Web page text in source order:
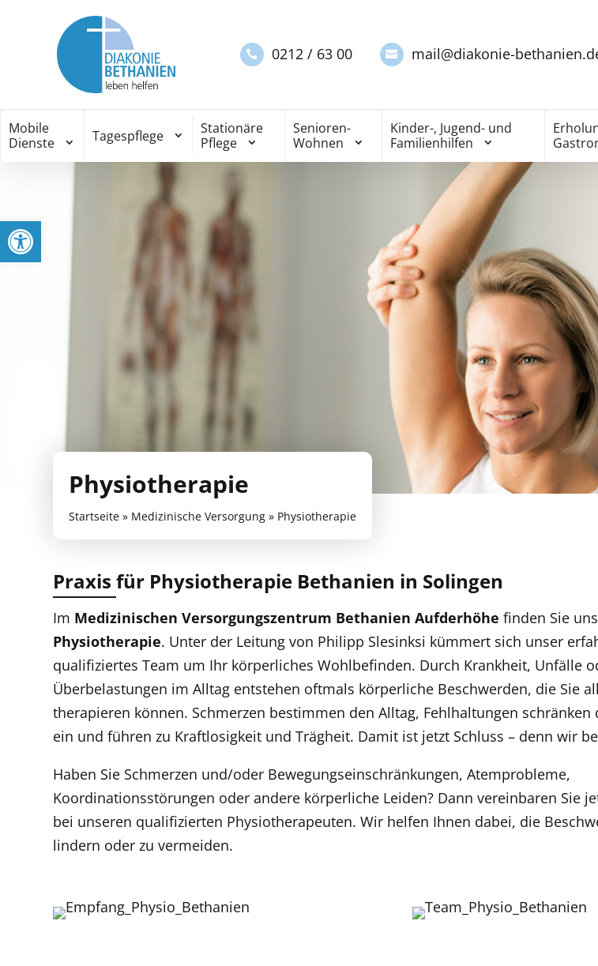
Werkzeugleiste öffnen
0212 / 63 00 mail@diakonie-
Mobile
Dienste
Tagespflege
Stationäre
Pflege
Senioren-
Wohnen
Kinder-, Jugend- und
Familienhilfen
Physiotherapie
Startseite » Medizinische Versorgung » Physiotherapie
Praxis für Physiotherapie Bethanien in Solingen
Im Medizinischen Versorgungszentrum Bethanien Aufderhöhe finden Sie
Physiotherapie. Unter der Leitung von Philipp Slesinksi kümmert sich unser
qualifiziertes Team um Ihr körperliches Wohlbefinden. Durch Krankheit, Unfälle
Überbelastungen im Alltag entstehen oftmals körperliche Beschwerden, die Sie
therapieren können. Schmerzen bestimmen den Alltag, Fehlhaltungen schränken
ein und führen zu Kraftlosigkeit und Trägheit. Damit ist jetzt Schluss – denn wir
Haben Sie Schmerzen und/oder Bewegungseinschränkungen, Atemprobleme,
Koordinationsstörungen oder andere körperliche Leiden? Dann vereinbaren Sie
bei unseren qualifizierten Physiotherapeuten. Wir helfen Ihnen dabei, die
lindern oder zu vermeiden.